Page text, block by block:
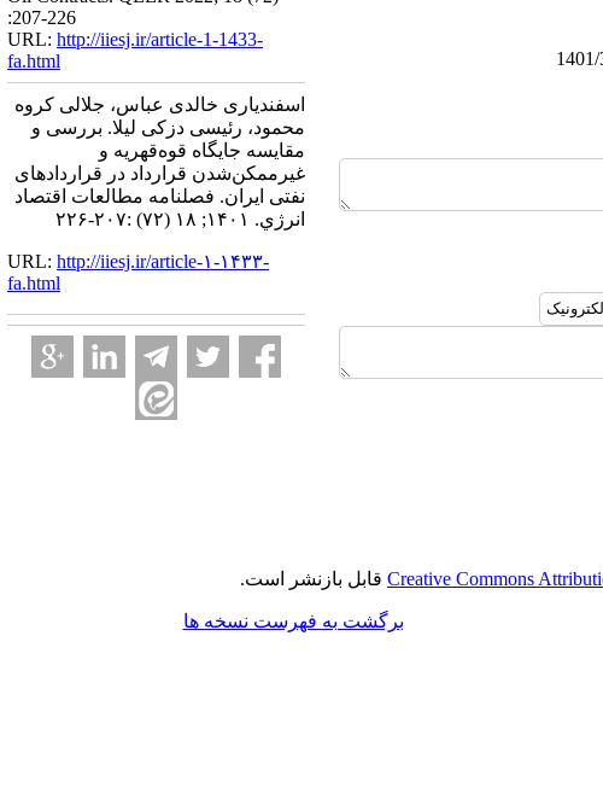
:207-226
URL: http://iiesj.ir/article-1-1433-
fa.html
اسفندیاری خالدی عباس، جلالی کروه
محمود، رئیسی دزکی لیلا. بررسی و
مقایسه جایگاه قوه‌‌قهریه و
غیرممکن‌‌شدن قرارداد در قراردادهای
نفتی ایران. فصلنامه مطالعات اقتصاد
انرژي. ۱۴۰۱; ۱۸ (۷۲) :۲۰۷-۲۲۶
URL: http://iiesj.ir/article-۱-۱۴۳۳-
fa.html
Creative Commons قابل بازنشر است.
برگشت به فهرست نسخه ها